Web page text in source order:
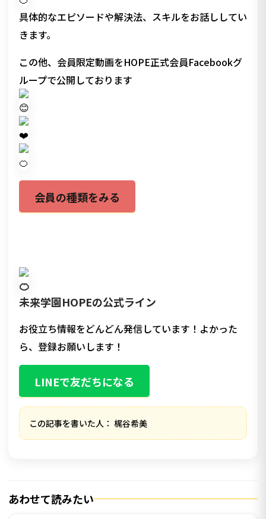
具体的なエピソードや解決法、スキルをお話ししてい
きます。
この他、会員限定動画をHOPE正式会員Facebookグ
ループで公開しております
会員の種類をみる
未来学園HOPEの公式ライン
お役立ち情報をどんどん発信しています！よかった
ら、登録お願いします！
LINEで友だちになる
この記事を書いた人： 梶谷希美
あわせて読みたい